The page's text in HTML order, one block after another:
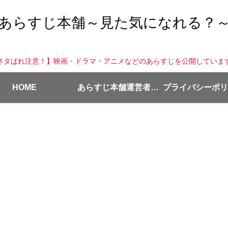
らすじ本舗～見た気になれる？～
タばれ注意！】映画・ドラマ・アニメなどのあらすじを公開していま
HOME あらすじ本舗運営者情報 プライバシーポ